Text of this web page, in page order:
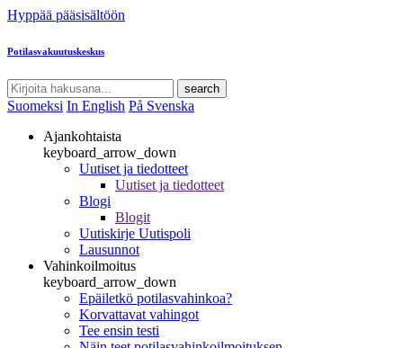
Hyppää pääsisältöön
Potilasvakuutuskeskus
search
Suomeksi In English På Svenska
Ajankohtaista
keyboard_arrow_down
Uutiset ja tiedotteet
Uutiset ja tiedotteet
Blogi
Blogit
Uutiskirje Uutispoli
Lausunnot
Vahinkoilmoitus
keyboard_arrow_down
Epäiletkö potilasvahinkoa?
Korvattavat vahingot
Tee ensin testi